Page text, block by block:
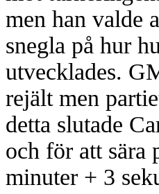
Schacksnack har inlett det
föredrar Fischer Random, där
som det har spelats sedan
förstnämnda alternativet har
alternativet har för- eller
förstå en mängd
nedan.
men han valde
snegla på hur
utvecklades.
rejält men
detta slutade
och för att sära
minuter + 3